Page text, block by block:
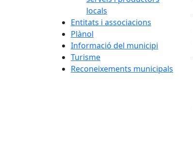
locals
Entitats i associacions
Plànol
Informació del municipi
Turisme
Reconeixements municipals